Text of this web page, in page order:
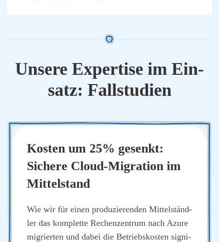
Unse­re Exper­ti­se im Ein­
satz: Fall­stu­di­en
Kos­ten um 25% gesenkt:
Siche­re Cloud-Migra­ti­on im
Mit­tel­stand
Wie wir für einen pro­du­zie­ren­den Mit­tel­ständ­
ler das kom­plet­te Rechen­zen­trum nach Azu­re
migrier­ten und dabei die Betriebs­kos­ten signi­